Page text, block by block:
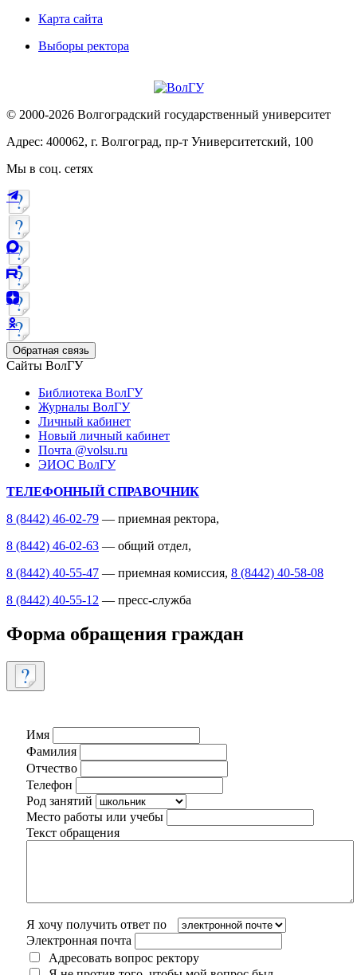
Карта сайта
Выборы ректора
© 2000-2026 Волгоградский государственный университет
Адрес: 400062, г. Волгоград, пр-т Университетский, 100
Мы в соц. сетях
Обратная связь
Сайты ВолГУ
Библиотека ВолГУ
Журналы ВолГУ
Личный кабинет
Новый личный кабинет
Почта @volsu.ru
ЭИОС ВолГУ
ТЕЛЕФОННЫЙ СПРАВОЧНИК
8 (8442) 46-02-79 — приемная ректора,
8 (8442) 46-02-63 — общий отдел,
8 (8442) 40-55-47 — приемная комиссия, 8 (8442) 40-58-08
8 (8442) 40-55-12 — пресс-служба
Форма обращения граждан
Имя
Фамилия
Отчество
Телефон
Род занятий
Место работы или учебы
Текст обращения
Я хочу получить ответ по
Электронная почта
Адресовать вопрос ректору